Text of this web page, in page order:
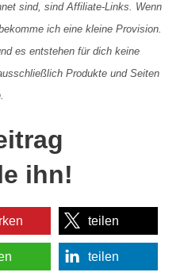
sind, sind Affiliate-Links. Wenn
ich eine kleine Provision.
es entstehen für dich keine
Produkte und Seiten
ihn!
teilen
teilen